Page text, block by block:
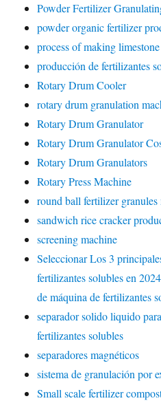
Powder Fertilizer
powder organic fertilizer
process of making
producción de fertilizantes
Rotary Drum Cooler
rotary drum granulation
Rotary Drum Granulator
Rotary Drum Granulator
Rotary Drum Granulators
Rotary Press Machine
round ball fertilizer
sandwich rice cracker
screening machine
Seleccionar Los 3
fertilizantes solubles en
de máquina de fertilizantes
separador solido liquido
fertilizantes solubles
separadores magnéticos
sistema de granulación por
Small scale fertilizer